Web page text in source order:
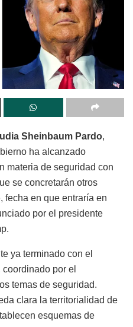
Sheinbaum Pardo,
ha alcanzado
materia de seguridad con
se concretarán otros
, fecha en que entraría en
por el presidente
ya terminado con el
por el
temas de seguridad.
clara la territorialidad de
esquemas de